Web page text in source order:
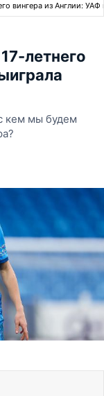
вингера из Англии:
летнего
кем мы будем